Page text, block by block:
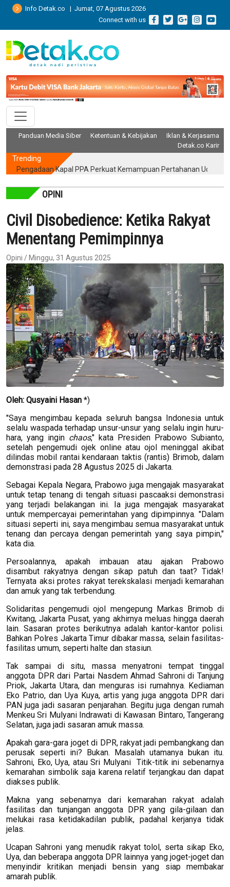
Info Detak.co | Jumat, 07 Agustus 2026
Connect with us
Panduan Media Siber Ketentuan & Kebijakan
Iklan & Kerjasama
Detak.co Karir
Trending
Kapal PPA Perkuat Kemampuan Pertahanan Udara TNI AL
OPINI
Civil Disobedience: Ketika Rakyat
Menentang Pemimpinnya
Opini / Minggu, 31 Agustus 2025
Oleh: Qusyaini Hasan *)
"Saya mengimbau kepada seluruh bangsa Indonesia untuk
selalu waspada terhadap unsur-unsur yang selalu ingin huru-
hara, yang ingin chaos," kata Presiden Prabowo Subianto,
setelah pengemudi ojek online atau ojol meninggal akibat
dilindas mobil rantai kendaraan taktis (rantis) Brimob, dalam
demonstrasi pada 28 Agustus 2025 di Jakarta.
Sebagai Kepala Negara, Prabowo juga mengajak masyarakat
untuk tetap tenang di tengah situasi pascaaksi demonstrasi
yang terjadi belakangan ini. Ia juga mengajak masyarakat
untuk mempercayai pemerintahan yang dipimpinnya. "Dalam
situasi seperti ini, saya mengimbau semua masyarakat untuk
tenang dan percaya dengan pemerintah yang saya pimpin,"
kata dia.
Persoalannya, apakah imbauan atau ajakan Prabowo
disambut rakyatnya dengan sikap patuh dan taat? Tidak!
Ternyata aksi protes rakyat terekskalasi menjadi kemarahan
dan amuk yang tak terbendung.
Solidaritas pengemudi ojol mengepung Markas Brimob di
Kwitang, Jakarta Pusat, yang akhirnya meluas hingga daerah
lain. Sasaran protes berikutnya adalah kantor-kantor polisi.
Bahkan Polres Jakarta Timur dibakar massa, selain fasilitas-
fasilitas umum, seperti halte dan stasiun.
Tak sampai di situ, massa menyatroni tempat tinggal
anggota DPR dari Partai Nasdem Ahmad Sahroni di Tanjung
Priok, Jakarta Utara, dan menguras isi rumahnya. Kediaman
Eko Patrio, dan Uya Kuya, artis yang juga anggota DPR dari
PAN juga jadi sasaran penjarahan. Begitu juga dengan rumah
Menkeu Sri Mulyani Indrawati di Kawasan Bintaro, Tangerang
Selatan, juga jadi sasaran amuk massa.
Apakah gara-gara joget di DPR, rakyat jadi pembangkang dan
perusak seperti ini? Bukan. Masalah utamanya bukan itu.
Sahroni, Eko, Uya, atau Sri Mulyani Titik-titik ini sebenarnya
kemarahan simbolik saja karena relatif terjangkau dan dapat
diakses publik.
Makna yang sebenarnya dari kemarahan rakyat adalah
fasilitas dan tunjangan anggota DPR yang gila-gilaan dan
melukai rasa ketidakadilan publik, padahal kerjanya tidak
jelas.
Ucapan Sahroni yang menudik rakyat tolol, serta sikap Eko,
Uya, dan beberapa anggota DPR lainnya yang joget-joget dan
menyindir kritikan menjadi bensin yang siap membakar
amarah publik.